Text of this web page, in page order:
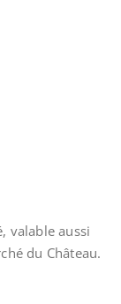
valable aussi
du Château.